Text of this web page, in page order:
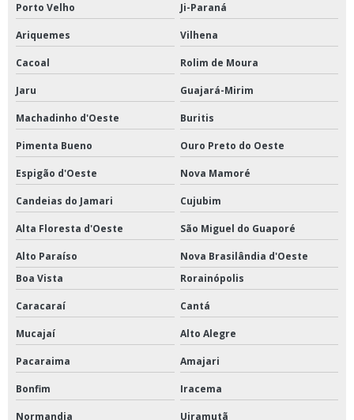
Porto Velho
Ji-Paraná
Ariquemes Vilhena
Cacoal Rolim de Moura
Jaru Guajará-Mirim
Machadinho d'Oeste Buritis
Pimenta Bueno Ouro Preto do Oeste
Espigão d'Oeste Nova Mamoré
Candeias do Jamari Cujubim
Alta Floresta d'Oeste São Miguel do Guaporé
Alto Paraíso
Nova Brasilândia d'Oeste
Boa Vista
Rorainópolis
Caracaraí Cantá
Mucajaí Alto Alegre
Pacaraima Amajari
Bonfim Iracema
Normandia Uiramutã